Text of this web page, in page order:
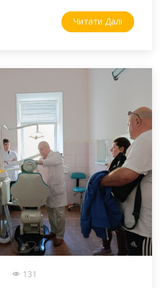
Читати Далі
131